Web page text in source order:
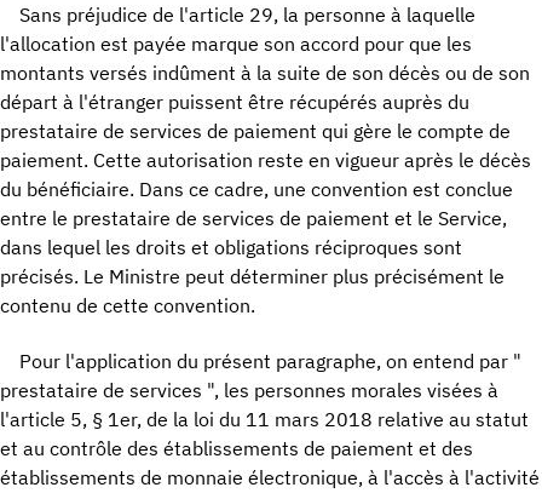
Sans préjudice de l'article 29, la personne à laquelle
l'allocation est payée marque son accord pour que les
montants versés indûment à la suite de son décès ou de son
départ à l'étranger puissent être récupérés auprès du
prestataire de services de paiement qui gère le compte de
paiement. Cette autorisation reste en vigueur après le décès
du bénéficiaire. Dans ce cadre, une convention est conclue
entre le prestataire de services de paiement et le Service,
dans lequel les droits et obligations réciproques sont
précisés. Le Ministre peut déterminer plus précisément le
contenu de cette convention.
Pour l'application du présent paragraphe, on entend par "
prestataire de services ", les personnes morales visées à
l'article 5, § 1er, de la loi du 11 mars 2018 relative au statut
et au contrôle des établissements de paiement et des
établissements de monnaie électronique, à l'accès à l'activité